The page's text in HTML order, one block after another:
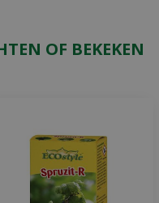
OF BEKEKEN